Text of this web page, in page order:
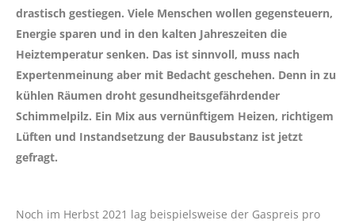
drastisch gestiegen. Viele Menschen wollen gegensteuern,
Energie sparen und in den kalten Jahreszeiten die
Heiztemperatur senken. Das ist sinnvoll, muss nach
Expertenmeinung aber mit Bedacht geschehen. Denn in zu
kühlen Räumen droht gesundheitsgefährdender
Schimmelpilz. Ein Mix aus vernünftigem Heizen, richtigem
Lüften und Instandsetzung der Bausubstanz ist jetzt
gefragt.
Noch im Herbst 2021 lag beispielsweise der Gaspreis pro